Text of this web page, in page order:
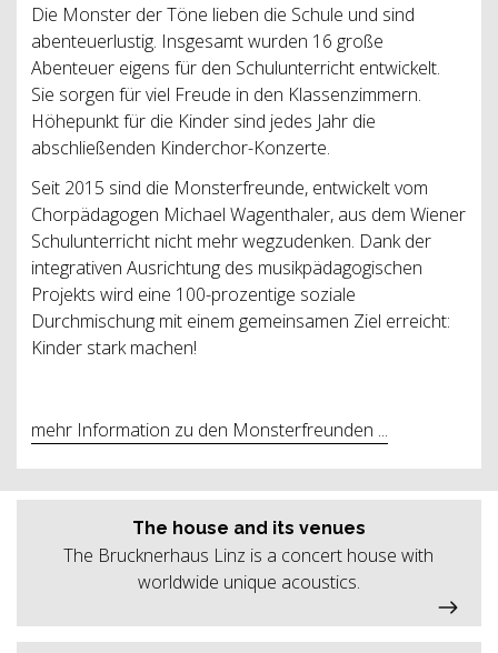
Die Monster der Töne lieben die Schule und sind
abenteuerlustig. Insgesamt wurden 16 große
Abenteuer eigens für den Schulunterricht entwickelt.
Sie sorgen für viel Freude in den Klassenzimmern.
Höhepunkt für die Kinder sind jedes Jahr die
abschließenden Kinderchor-Konzerte.
Seit 2015 sind die Monsterfreunde, entwickelt vom
Chorpädagogen Michael Wagenthaler, aus dem Wiener
Schulunterricht nicht mehr wegzudenken. Dank der
integrativen Ausrichtung des musikpädagogischen
Projekts wird eine 100-prozentige soziale
Durchmischung mit einem gemeinsamen Ziel erreicht:
Kinder stark machen!
mehr Information zu den Monsterfreunden ...
The house and its venues
The Brucknerhaus Linz is a concert house with
worldwide unique acoustics.